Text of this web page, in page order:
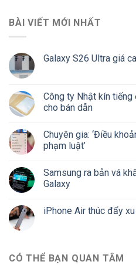
BÀI VIẾT MỚI NHẤT
Galaxy S26 Ultra giá
Công ty Nhật kín
cho bán dẫn
Chuyên gia: ‘Điều
phạm luật’
Samsung ra bản vá
Galaxy
iPhone Air thúc đẩy
CÓ THỂ BẠN QUAN TÂM